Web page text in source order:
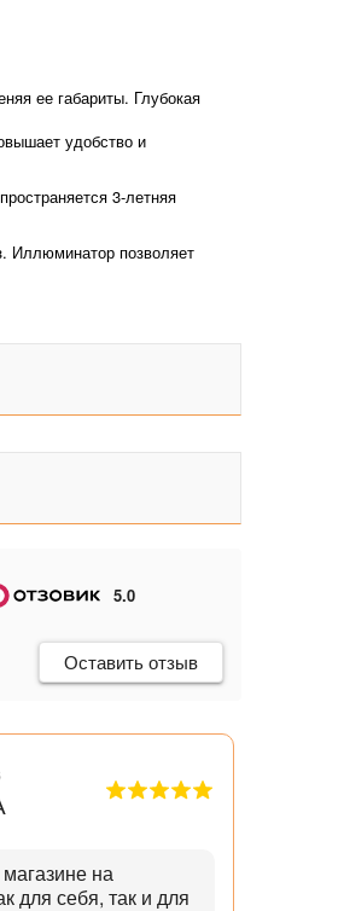
ее габариты. Глубокая
удобство и
3-летняя
Иллюминатор позволяет
5.0
Оставить отзыв
на
для себя, так и для